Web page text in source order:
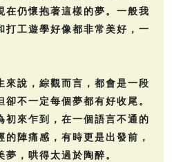
在仍懷抱著這樣的夢。一般我
打工遊學好像都非常美好，一
來說，綜觀而言，都會是一段
卻不一定每個夢都有好收尾。
初來乍到，在一個語言不通的
的陣痛感，有時更是出發前，
，哄得太過於陶醉。